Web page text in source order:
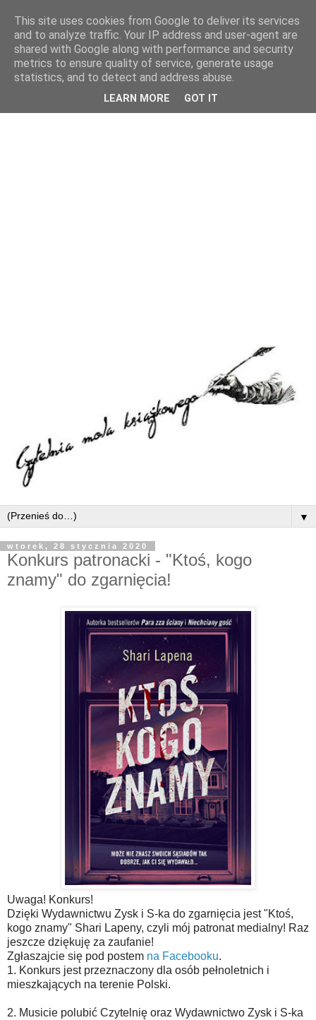
▼
wtorek, 28 stycznia 2020
Konkurs patronacki - "Ktoś, kogo
znamy" do zgarnięcia!
Uwaga! Konkurs!
Dzięki Wydawnictwu Zysk i S-ka do zgarnięcia jest "Ktoś,
kogo znamy" Shari Lapeny, czyli mój patronat medialny! Raz
jeszcze dziękuję za zaufanie!
Zgłaszajcie się pod postem na Facebooku.
1. Konkurs jest przeznaczony dla osób pełnoletnich i
mieszkających na terenie Polski.
2. Musicie polubić Czytelnię oraz Wydawnictwo Zysk i S-ka
This site uses cookies from Google to deliver its services
and to analyze traffic. Your IP address and user-agent are
shared with Google along with performance and security
metrics to ensure quality of service, generate usage
statistics, and to detect and address abuse.
LEARN MORE GOT IT